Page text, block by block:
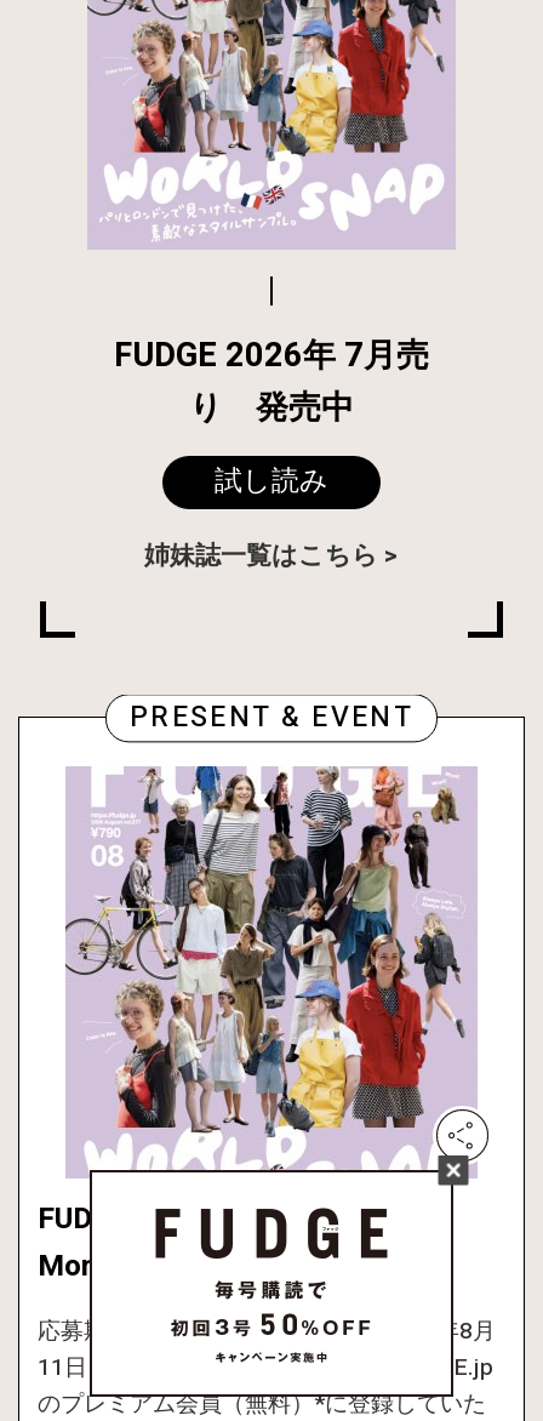
FUDGE 2026年 7月売
り 発売中
試し読み
姉妹誌一覧はこちら
PRESENT & EVENT
FUDGE vol.277 2026年8月号
Monthly Present
応募期間 : 2026年7月10日0:00〜 2026年8月
11日 23:59の33日間。 応募方法 : FUDGE.jp
のプレミアム会員（無料）*に登録していた